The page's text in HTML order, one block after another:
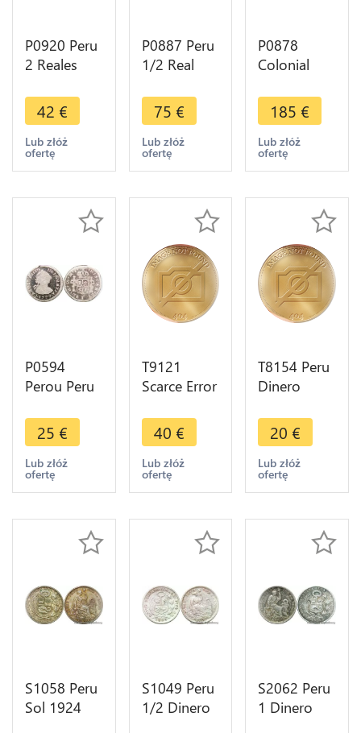
P0920 Peru
2 Reales
1793 IJ
Large Bust
Silver -
>Make
42 €
Lub złóż
ofertę
P0887 Peru
1/2 Real
1699 Potosi
Silver -
>Make
offer
75 €
Lub złóż
ofertę
P0878
Colonial
2 Reales
cob 76
1776 ?
Silver -
offer
185 €
Lub złóż
ofertę
P0594
Perou Peru
Carlos III
1779 Lima
MJ Silver -
>Make
25 €
Lub złóż
ofertę
T9121
Scarce Error
Peru Peseta
Republica
Peruana
Lima Silver -
40 €
Lub złóż
ofertę
T8154 Peru
Dinero
Argent
Silver -> M
Offer
20 €
Lub złóż
ofertę
S1058 Peru
Sol 1924
S1049 Peru
1/2 Dinero
S2062 Peru
1 Dinero